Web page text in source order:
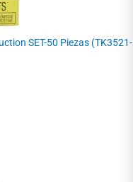
SET-50 Piezas (TK3521-